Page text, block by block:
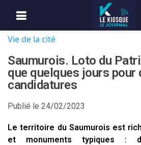
Vie de la cité
Saumurois. Loto du
que quelques jours pour
candidatures
Publié le 24/02/2023
Le territoire du Saumurois est
et monuments typiques :